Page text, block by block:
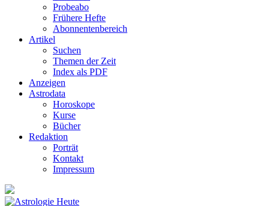
Probeabo
Frühere Hefte
Abonnentenbereich
Artikel
Suchen
Themen der Zeit
Index als PDF
Anzeigen
Astrodata
Horoskope
Kurse
Bücher
Redaktion
Porträt
Kontakt
Impressum